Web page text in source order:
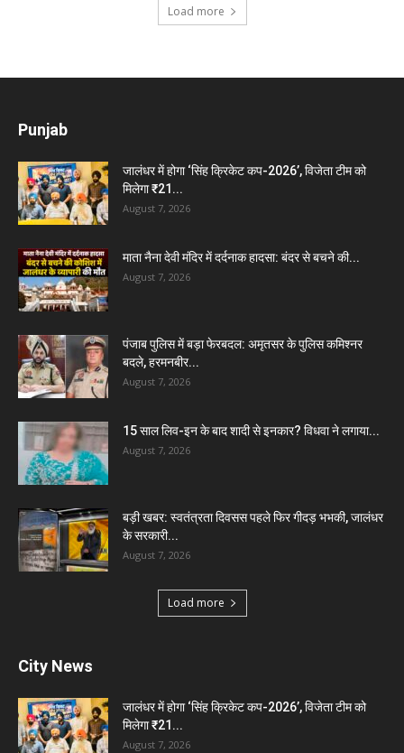
Load more
Punjab
जालंधर में होगा ‘सिंह क्रिकेट कप-2026’, विजेता टीम को
मिलेगा ₹21...
August 7, 2026
माता नैना देवी मंदिर में दर्दनाक हादसा: बंदर से बचने की...
August 7, 2026
पंजाब पुलिस में बड़ा फेरबदल: अमृतसर के पुलिस कमिश्नर
बदले, हरमनबीर...
August 7, 2026
15 साल लिव-इन के बाद शादी से इनकार? विधवा ने लगाया...
August 7, 2026
बड़ी खबर: स्वतंत्रता दिवसस पहले फिर गीदड़ भभकी, जालंधर
के सरकारी...
August 7, 2026
Load more
City News
जालंधर में होगा ‘सिंह क्रिकेट कप-2026’, विजेता टीम को
मिलेगा ₹21...
August 7, 2026